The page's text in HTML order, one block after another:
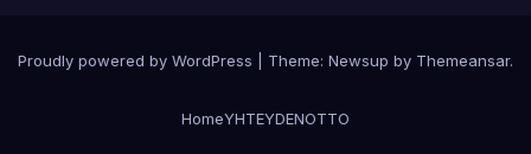
Proudly powered by WordPress Theme: Newsup by Themeansar.
HomeYHTEYDENOTTO